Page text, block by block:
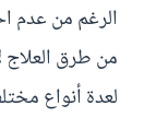
الرغم من عدم
من طرق العلاج
لعدة أنواع